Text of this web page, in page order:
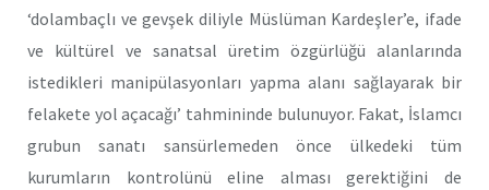
‘dolambaçlı ve gevşek diliyle Müslüman Kardeşler’e, ifade
ve kültürel ve sanatsal üretim özgürlüğü alanlarında
istedikleri manipülasyonları yapma alanı sağlayarak bir
felakete yol açacağı’ tahmininde bulunuyor. Fakat, İslamcı
grubun sanatı sansürlemeden önce ülkedeki tüm
kurumların kontrolünü eline alması gerektiğini de